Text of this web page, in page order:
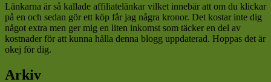
Länkarna är så kallade affiliatelänkar vilket innebär att om du klickar
på en och sedan gör ett köp får jag några kronor. Det kostar inte dig
något extra men ger mig en liten inkomst som täcker en del av
kostnader för att kunna hålla denna blogg uppdaterad. Hoppas det är
okej för dig.
Arkiv